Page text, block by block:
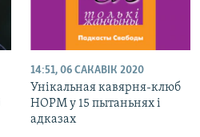
14:51, 06 САКАВІК 2020
Унікальная кавярня-клюб
НОРМ у 15 пытаньнях і
адказах